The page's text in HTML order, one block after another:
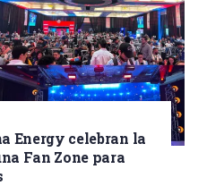
Energy celebran la
Fan Zone para